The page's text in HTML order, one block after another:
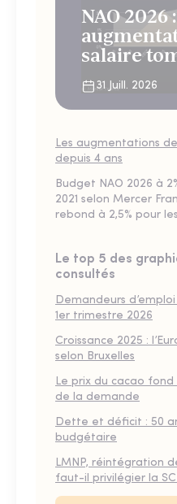
NAO 2026
salaire
plus bas
4 ans
31 Juill. 2026
Les augmentations
depuis 4 ans
Budget NAO 2026 à
2021 selon Mercer
rebond à 2,5% pour
Le top 5 des
consultés
Demandeurs
1er trimestre 2026
Croissance 2025 :
selon Bruxelles
Le prix du cacao
de la demande
Dette et déficit : 50
budgétaire
LMNP, réintégration
faut-il privilégier la